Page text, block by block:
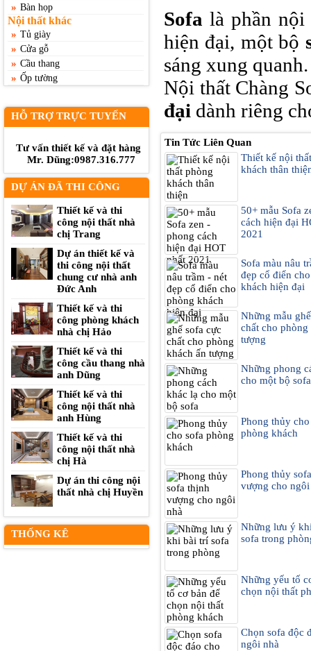
» Bàn họp
Nội thất khác
» Tủ giày
» Cửa gỗ
» Cầu thang
» Ốp tường
HỖ TRỢ TRỰC TUYẾN
Tư vấn thiết kế và đặt hàng
Mr. Dũng:0987.316.777
DỰ ÁN ĐÃ THI CÔNG
Thiết kế và thi
công nội thất nhà
chị Trang
Dự án thiết kế và
thi công nội thất
chung cư nhà anh
Đức Anh
Thiết kế và thi
công phòng khách
nhà chị Hảo
Thiết kế và thi
công cầu thang nhà
anh Dũng
Thiết kế và thi
công nội thất nhà
anh Hùng
Thiết kế và thi
công nội thất nhà
chị Hà
Dự án thi công nội
thất nhà chị Huyền
THỐNG KÊ
Sofa là phần
hiện đại, một bộ
sáng xung
Nội thất Chàng
đại dành riêng
Tin Tức Liên Quan
Thiết kế nội
khách thân
50+ mẫu Sofa
cách hiện đại
2021
Sofa màu nâu
đẹp cổ điển
khách hiện đại
Những mẫu
chất cho phòng
tượng
Những phong
cho một bộ sofa
Phong thủy
phòng khách
Phong thủy
vượng cho ngôi
Những lưu ý
sofa trong
Những yếu tố
chọn nội thất
Chọn sofa độc
ngôi nhà